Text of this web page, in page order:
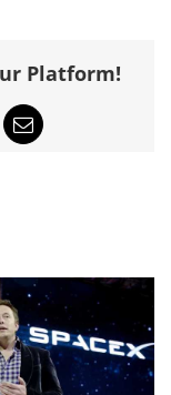
Platform!
Email